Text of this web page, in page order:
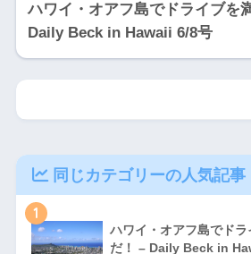
ハワイ・オアフ島でドライブを
Daily Beck in Hawaii 6/8号
同じカテゴリーの人気記事
1
ハワイ・オアフ島でド
だ！ – Daily Beck in